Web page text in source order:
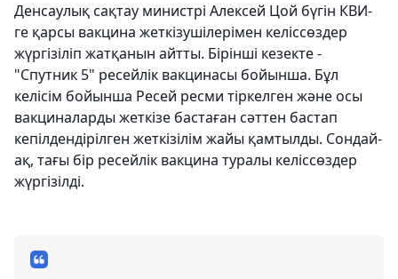
Денсаулық сақтау министрі Алексей Цой бүгін КВИ-
ге қарсы вакцина жеткізушілерімен келіссөздер
жүргізіліп жатқанын айтты. Бірінші кезекте -
"Спутник 5" ресейлік вакцинасы бойынша. Бұл
келісім бойынша Ресей ресми тіркелген және осы
вакциналарды жеткізе бастаған сәттен бастап
кепілдендірілген жеткізілім жайы қамтылды. Сондай-
ақ, тағы бір ресейлік вакцина туралы келіссөздер
жүргізілді.